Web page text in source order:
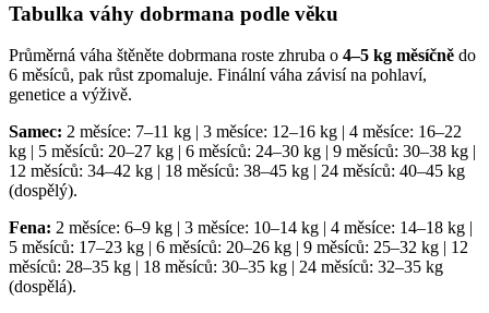
Tabulka váhy dobrmana podle věku
Průměrná váha štěněte dobrmana roste zhruba o 4–5 kg měsíčně do
6 měsíců, pak růst zpomaluje. Finální váha závisí na pohlaví,
genetice a výživě.
Samec: 2 měsíce: 7–11 kg | 3 měsíce: 12–16 kg | 4 měsíce: 16–22
kg | 5 měsíců: 20–27 kg | 6 měsíců: 24–30 kg | 9 měsíců: 30–38 kg |
12 měsíců: 34–42 kg | 18 měsíců: 38–45 kg | 24 měsíců: 40–45 kg
(dospělý).
Fena: 2 měsíce: 6–9 kg | 3 měsíce: 10–14 kg | 4 měsíce: 14–18 kg |
5 měsíců: 17–23 kg | 6 měsíců: 20–26 kg | 9 měsíců: 25–32 kg | 12
měsíců: 28–35 kg | 18 měsíců: 30–35 kg | 24 měsíců: 32–35 kg
(dospělá).